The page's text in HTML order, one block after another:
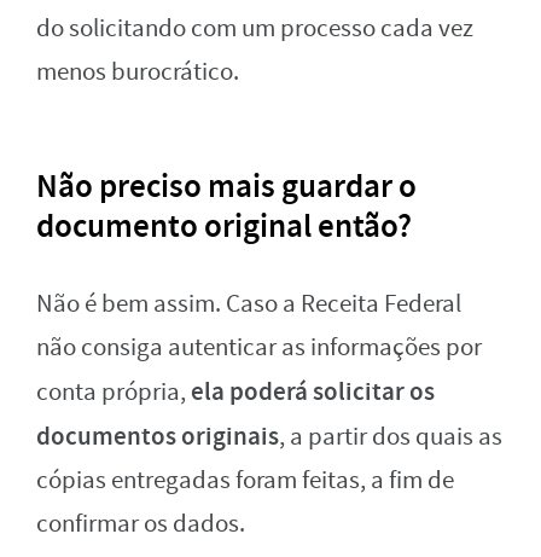
do solicitando com um processo cada vez
menos burocrático.
Não preciso mais guardar o
documento original então?
Não é bem assim. Caso a Receita Federal
não consiga autenticar as informações por
conta própria, ela poderá solicitar os
documentos originais, a partir dos quais as
cópias entregadas foram feitas, a fim de
confirmar os dados.